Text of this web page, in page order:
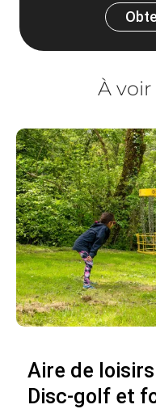
À
Aire de
Disc-golf et